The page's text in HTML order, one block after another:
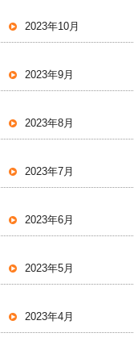
2023年10月
2023年9月
2023年8月
2023年7月
2023年6月
2023年5月
2023年4月